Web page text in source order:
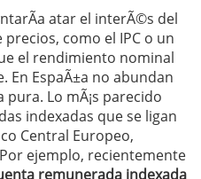
atar el interÃ©s del
como el IPC o un
el rendimiento nominal
En EspaÃ±a no abundan
Lo mÃ¡s parecido
indexadas que se ligan
Central Europeo,
ejemplo, recientemente
remunerada indexada